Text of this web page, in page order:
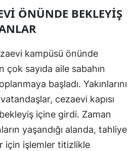
Kütahya
Manisa
Mardin
Muğla
Muş
ÖNÜNDE BEKLEYIŞ
kampüsü önünde
sayıda aile sabahın
başladı. Yakınlarını
cezaevi kapısı
içine girdi. Zaman
yaşandığı alanda, tahliye
için işlemler titizlikle